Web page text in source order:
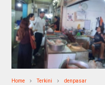
Home Terkini denpasar